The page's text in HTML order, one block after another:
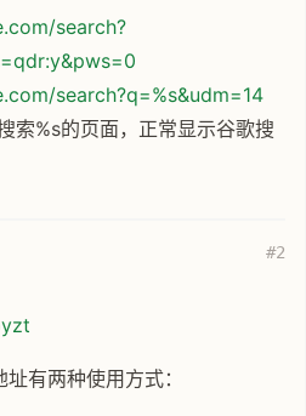
search?
search?q=%s&udm=14
索%s的页面，正常显示谷歌搜
#2
有两种使用方式：